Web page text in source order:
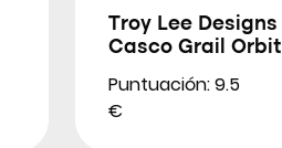
Troy Lee Designs
Casco Grail Orbit
Puntuación: 9.5
€